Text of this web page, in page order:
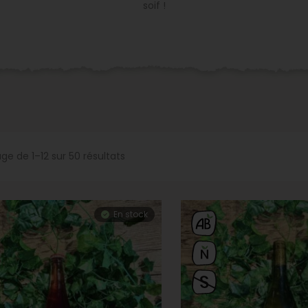
soif !
de 1–12 sur 50 résultats
En stock